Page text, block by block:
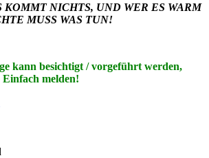
KOMMT NICHTS, UND WER ES WARM
MUSS WAS TUN!
kann besichtigt / vorgeführt werden,
melden!